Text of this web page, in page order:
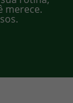
merece.